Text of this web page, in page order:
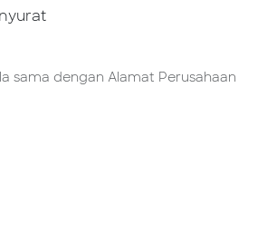
sama dengan Alamat Perusahaan